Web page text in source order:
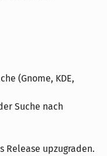
(Gnome, KDE,
Suche nach
Release upzugraden.